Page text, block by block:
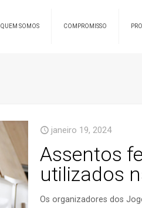
QUEM SOMOS COMPROMISSO
janeiro 19, 2024
Assentos
utilizados
Os organizadores dos